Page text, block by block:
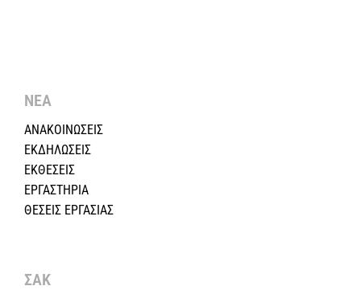
ΝΕΑ
ΑΝΑΚΟΙΝΩΣΕΙΣ
ΕΚΔΗΛΩΣΕΙΣ
ΕΚΘΕΣΕΙΣ
ΕΡΓΑΣΤΗΡΙΑ
ΘΕΣΕΙΣ ΕΡΓΑΣΙΑΣ
ΣΑΚ